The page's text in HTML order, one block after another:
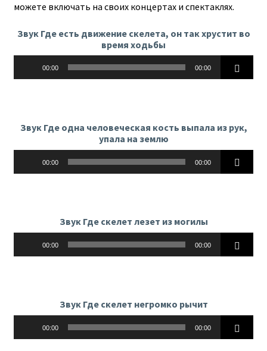
можете включать на своих концертах и спектаклях.
Звук Где есть движение скелета, он так хрустит во
время ходьбы
00:00 00:00
Звук Где одна человеческая кость выпала из рук,
упала на землю
00:00 00:00
Звук Где скелет лезет из могилы
00:00 00:00
Звук Где скелет негромко рычит
00:00 00:00